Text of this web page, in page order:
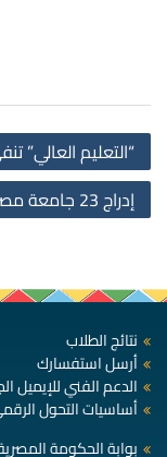
“التعليم العالي”
إدراج 23 جامعة مصرية في تصنيف التايمز البريطاني
نتائج الطلاب
أرسل استفسارك
الدعم الفني للإيميل
أساسيات التحول
بوابة الحكومة